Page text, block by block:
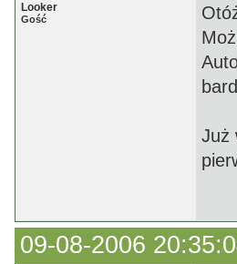
Looker
Gość
Już
09-08-2006